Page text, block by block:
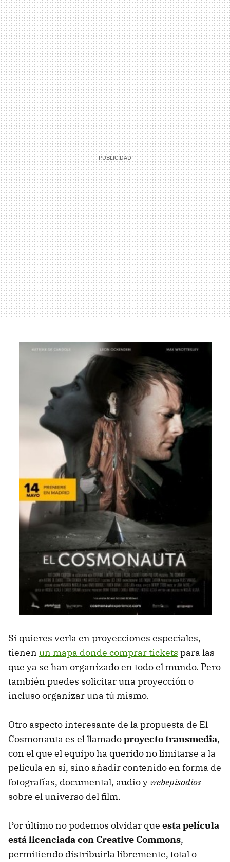
Si quieres verla en proyecciones especiales,
tienen un mapa donde comprar tickets para las
que ya se han organizado en todo el mundo. Pero
también puedes solicitar una proyección o
incluso organizar una tú mismo.
Otro aspecto interesante de la propuesta de El
Cosmonauta es el llamadoproyecto transmedia,
con el que el equipo ha querido no limitarse a la
película en sí, sino añadir contenido en forma de
fotografías, documental, audio y webepisodios
sobre el universo del film.
Por último no podemos olvidar que esta película
está licenciada con Creative Commons,
permitiendo distribuirla libremente, total o